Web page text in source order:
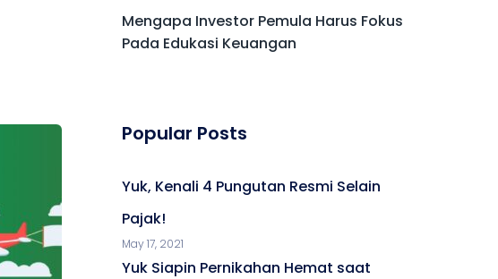
Mengapa Investor Pemula Harus Fokus
Pada Edukasi Keuangan
Popular Posts
Yuk, Kenali 4 Pungutan Resmi Selain
Pajak!
May 17, 2021
Yuk Siapin Pernikahan Hemat saat